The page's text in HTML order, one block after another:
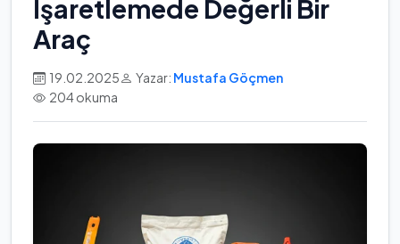
İşaretlemede Değerli Bir
Araç
19.02.2025 Yazar: Mustafa Göçmen
204 okuma